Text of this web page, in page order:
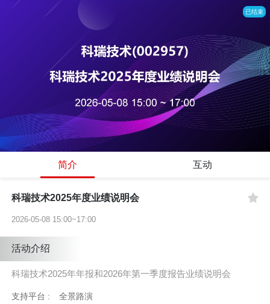
已结束
简介 互动
科瑞技术2025年度业绩说明会
2026-05-08 15:00~17:00
活动介绍
科瑞技术2025年年报和2026年第一季度报告业绩说明会
支持平台 : 全景路演